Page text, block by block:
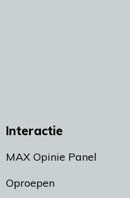
Interactie
MAX Opinie Panel
Oproepen